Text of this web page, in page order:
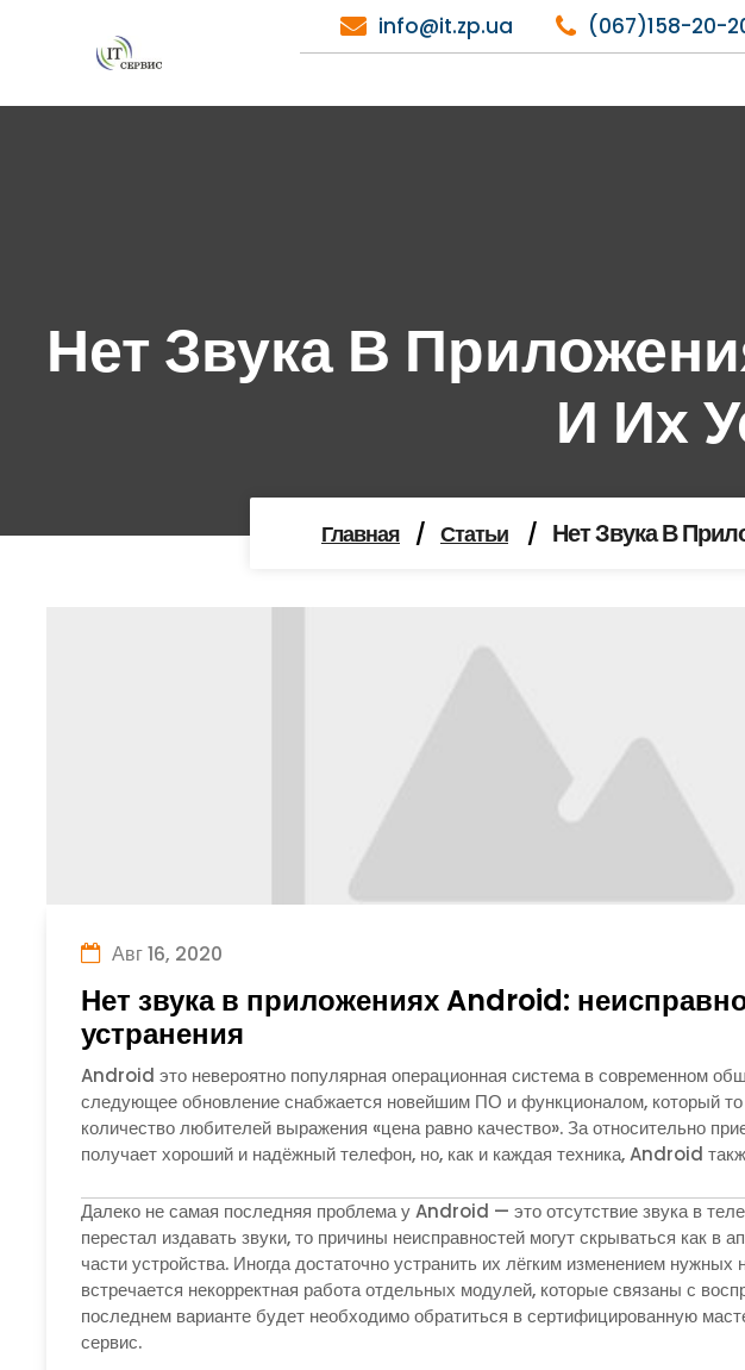
содержимому
info@it.zp.ua (067)158-20-
Нет Звука В
И Их
Главная / Статьи / Нет Звука В
Авг 16, 2020
Нет звука в приложениях Android:
устранения
Android это невероятно популярная операционная система в современном
следующее обновление снабжается новейшим ПО и функционалом, который то
количество любителей выражения «цена равно качество». За относительно
получает хороший и надёжный телефон, но, как и каждая техника, Android
Далеко не самая последняя проблема у Android — это отсутствие звука в
перестал издавать звуки, то причины неисправностей могут скрываться как в
части устройства. Иногда достаточно устранить их лёгким изменением нужных
встречается некорректная работа отдельных модулей, которые связаны с
последнем варианте будет необходимо обратиться в сертифицированную
сервис.